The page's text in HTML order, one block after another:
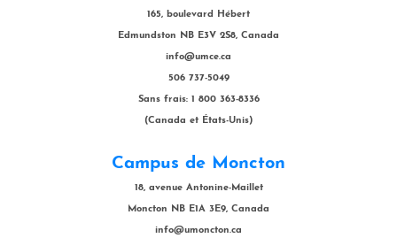
165, boulevard Hébert
Edmundston NB E3V 2S8, Canada
info@umce.ca
506 737-5049
Sans frais: 1 800 363-8336
(Canada et États-Unis)
Campus de Moncton
18, avenue Antonine-Maillet
Moncton NB E1A 3E9, Canada
info@umoncton.ca